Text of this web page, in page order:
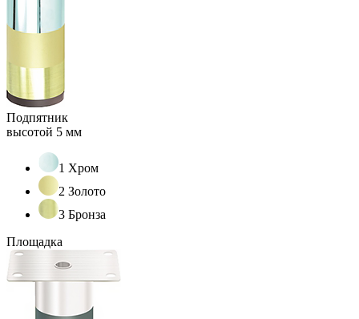
Подпятник
высотой 5 мм
1 Хром
2 Золото
3 Бронза
Площадка